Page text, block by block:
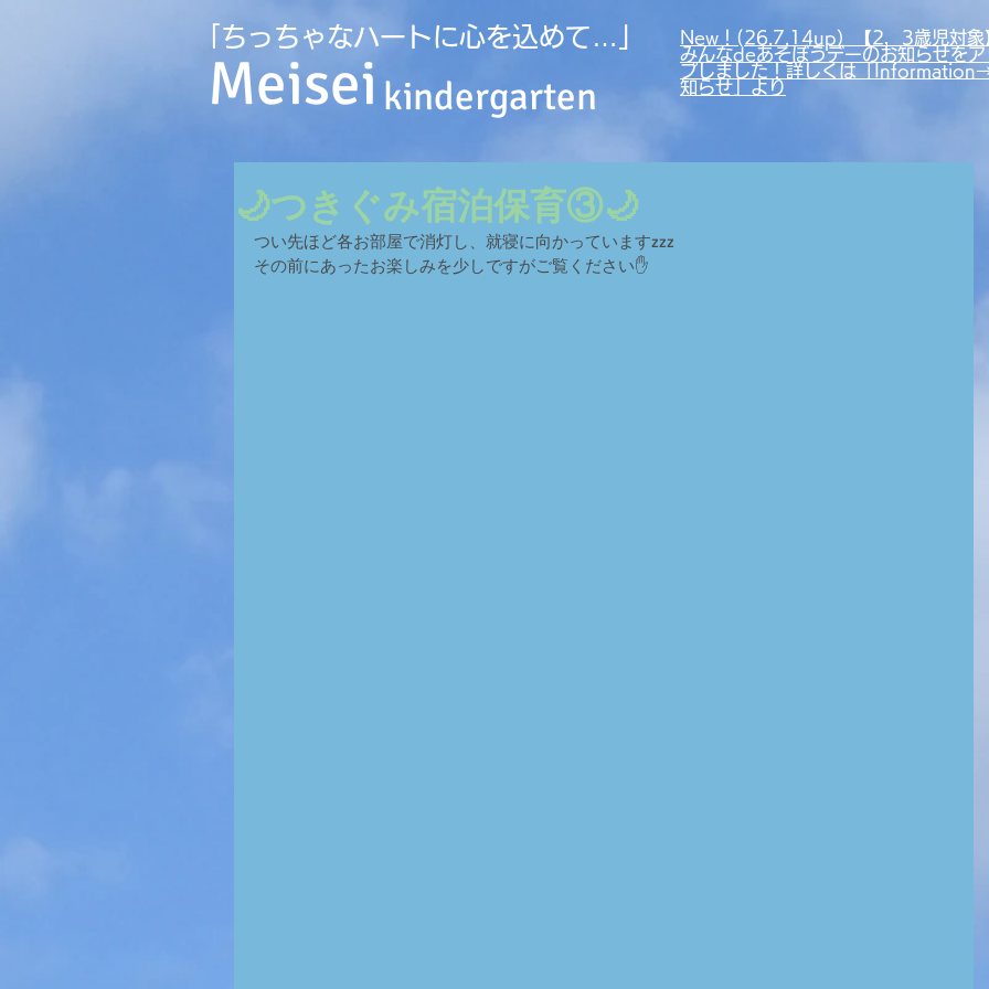
｢ちっちゃなハートに心を込めて…」
Meisei kindergarten
New！(26.7.14up）【2，3歳児対象
みんなdeあそぼうデーのお知らせをア
プしました！詳しくは「
知らせ」より
🌙つきぐみ宿泊保育③🌙
つい先ほど各お部屋で消灯し、就寝に向かっていますzzz
その前にあったお楽しみを少しですがご覧ください✋